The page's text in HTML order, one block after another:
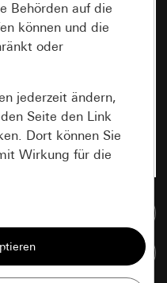
Behörden auf die
können und die
oder
jederzeit ändern,
Seite den Link
Dort können Sie
Wirkung für die
um Ihnen die